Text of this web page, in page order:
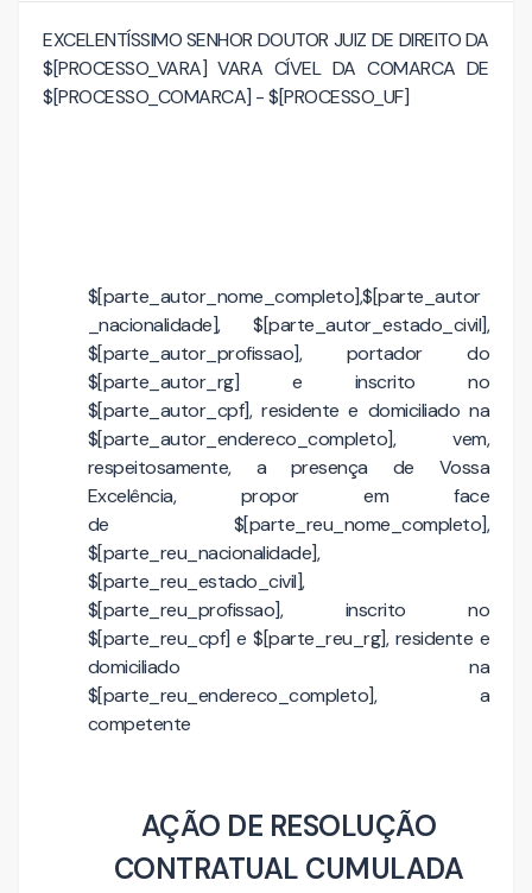
EXCELENTÍSSIMO SENHOR DOUTOR JUIZ DE DIREITO DA
$[PROCESSO_VARA] VARA CÍVEL DA COMARCA DE
$[PROCESSO_COMARCA] - $[PROCESSO_UF]
$[parte_autor_nome_completo],$[parte_autor
_nacionalidade], $[parte_autor_estado_civil],
$[parte_autor_profissao], portador do
$[parte_autor_rg] e inscrito no
$[parte_autor_cpf], residente e domiciliado na
$[parte_autor_endereco_completo], vem,
respeitosamente, a presença de Vossa
Excelência, propor em face
de $[parte_reu_nome_completo],
$[parte_reu_nacionalidade],
$[parte_reu_estado_civil],
$[parte_reu_profissao], inscrito no
$[parte_reu_cpf] e $[parte_reu_rg], residente e
domiciliado na
$[parte_reu_endereco_completo], a
competente
AÇÃO DE RESOLUÇÃO
CONTRATUAL CUMULADA